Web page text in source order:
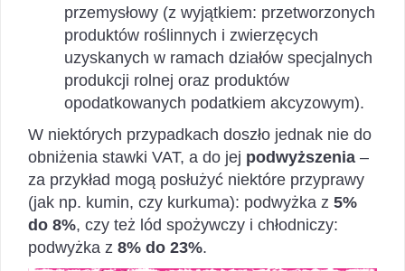
przemysłowy (z wyjątkiem: przetworzonych
produktów roślinnych i zwierzęcych
uzyskanych w ramach działów specjalnych
produkcji rolnej oraz produktów
opodatkowanych podatkiem akcyzowym).
W niektórych przypadkach doszło jednak nie do
obniżenia stawki VAT, a do jej podwyższenia –
za przykład mogą posłużyć niektóre przyprawy
(jak np. kumin, czy kurkuma): podwyżka z 5%
do 8%, czy też lód spożywczy i chłodniczy:
podwyżka z 8% do 23%.